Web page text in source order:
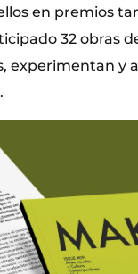
en premios
32 obras
experimentan y